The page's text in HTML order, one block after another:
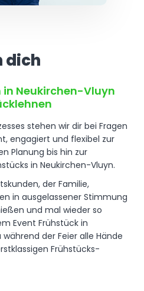
dich
Neukirchen-Vluyn
stehen wir dir bei Fragen
engagiert und flexibel zur
Planung bis hin zur
in Neukirchen-Vluyn.
der Familie,
in ausgelassener Stimmung
und mal wieder so
Event Frühstück in
der Feier alle Hände
Frühstücks-